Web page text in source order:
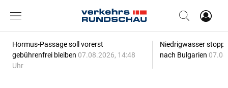
Hormus-Passage soll vorerst
gebührenfrei bleiben 07.08.2026, 14:48
Uhr
Niedrigwasser
nach Bulgarien